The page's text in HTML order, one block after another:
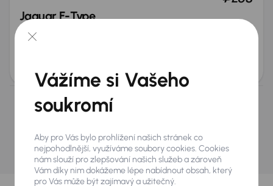
Jaguar F-Type
2024
Servisní knížka
Nevybrali jste si? Nevadí, na našich pobočkách na
které hledáte.
Najít podobný vůz
Vážíme si Vašeho
soukromí
Aby pro Vás bylo prohlížení našich stránek co
nejpohodlnější, využíváme soubory cookies. Cookies
nám slouží pro zlepšování našich služeb a zároveň
Vám díky nim dokážeme lépe nabídnout obsah, který
pro Vás může být zajímavý a užitečný.